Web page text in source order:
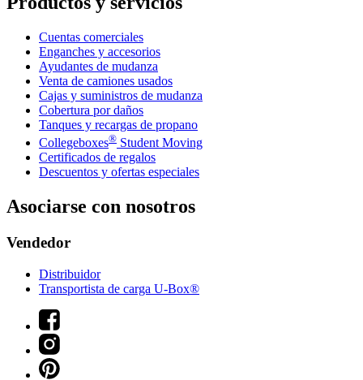
Cuentas comerciales
Enganches y accesorios
Ayudantes de mudanza
Venta de camiones usados
Cajas y suministros de mudanza
Cobertura por daños
Tanques y recargas de propano
Collegeboxes® Student Moving
Certificados de regalos
Descuentos y ofertas especiales
Asociarse con nosotros
Vendedor
Distribuidor
Transportista de carga U-Box®